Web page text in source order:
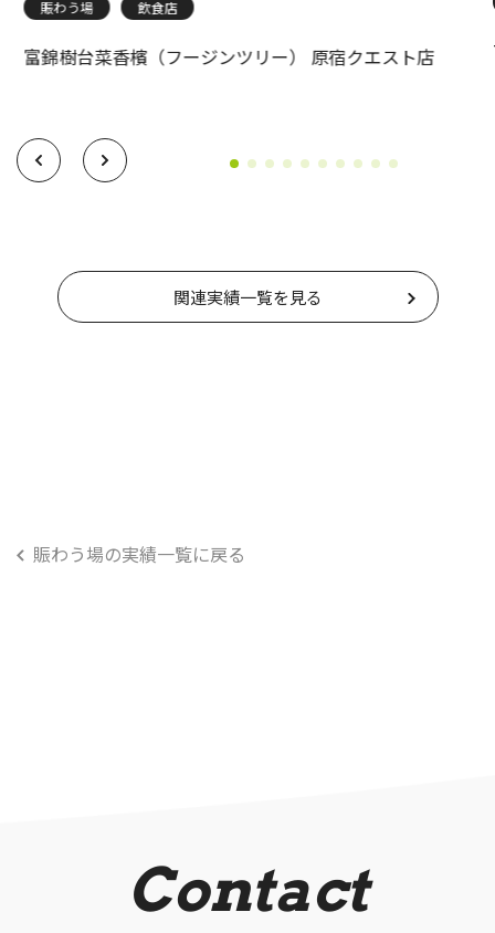
賑わう場 飲食店
富錦樹台菜香檳（フージンツリー） 原宿クエスト店
関連実績一覧を見る
賑わう場の実績一覧に戻る
Contact